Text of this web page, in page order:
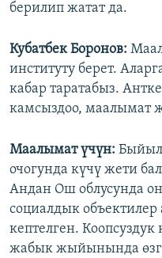
берилип жатат да.
Кубатбек Боронов:
институту берет.
кабар таратабыз.
камсыздоо, маалымат
Маалымат үчүн:
очогунда күчү жети
Андан Ош облусунда
социалдык объектилер
кептелген.
жабык жыйынында